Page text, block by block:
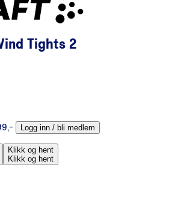
Tights 2
Logg inn / bli medlem
Klikk og hent
Klikk og hent